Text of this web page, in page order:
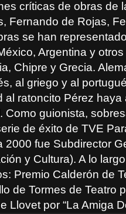
críticas de obras de
Fernando de Rojas,
se han
Argentina y
Chipre y Grecia.
al griego y al
al ratoncito Pérez
Como guionista,
de éxito de TVE
2000 fue Subdirector
y Cultura). A lo
Premio Calderón de
de Tormes de Teatro
Llovet por “La Amiga